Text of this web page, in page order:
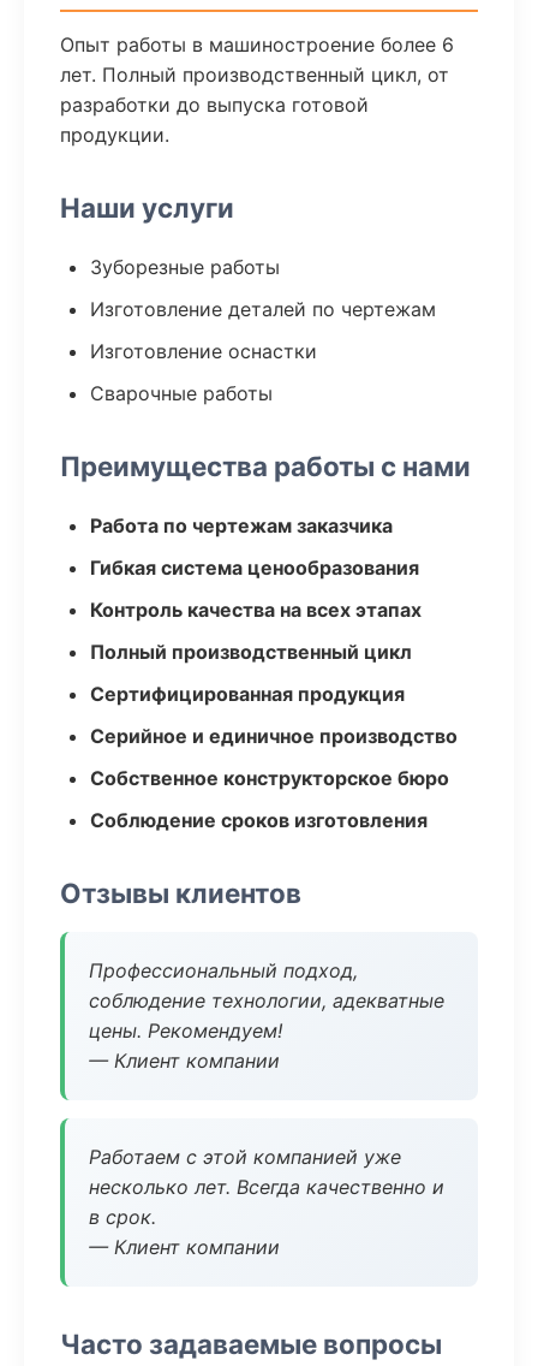
Опыт работы в машиностроение более 6
лет. Полный производственный цикл, от
разработки до выпуска готовой
продукции.
Наши услуги
Зуборезные работы
Изготовление деталей по чертежам
Изготовление оснастки
Сварочные работы
Преимущества работы с нами
Работа по чертежам заказчика
Гибкая система ценообразования
Контроль качества на всех этапах
Полный производственный цикл
Сертифицированная продукция
Серийное и единичное производство
Собственное конструкторское бюро
Соблюдение сроков изготовления
Отзывы клиентов
Профессиональный подход,
соблюдение технологии, адекватные
цены. Рекомендуем!
— Клиент компании
Работаем с этой компанией уже
несколько лет. Всегда качественно и
в срок.
— Клиент компании
Часто задаваемые вопросы